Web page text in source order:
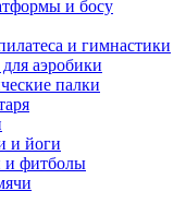
и босу
и гимнастики
аэробики
палки
и йоги
и фитболы